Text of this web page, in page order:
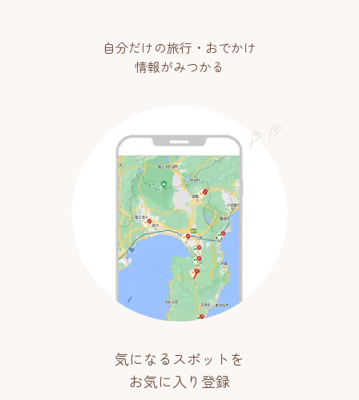
自分だけの旅行・おでかけ
情報がみつかる
気になるスポットを
お気に入り登録